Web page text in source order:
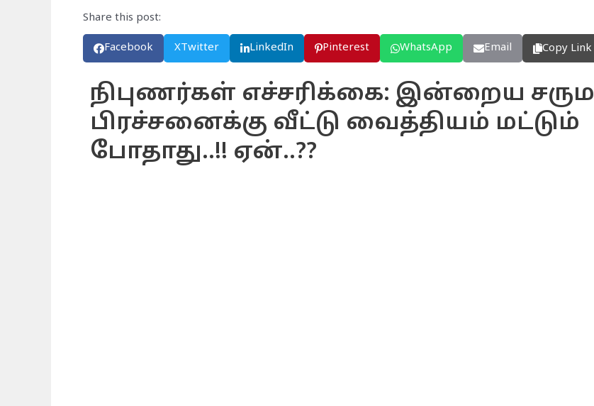
Share this post:
Facebook XTwitter LinkedIn Pinterest WhatsApp Email Copy Link
நிபுணர்கள் எச்சரிக்கை: இன்றைய சரும
பிரச்சனைக்கு வீட்டு வைத்தியம் மட்டும்
போதாது..!! ஏன்..??